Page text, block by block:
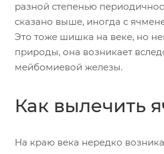
разной степенью
сказано выше, иногда с
Это тоже шишка на веке, но
природы, она возникает
мейбомиевой железы.
Как вылечить
На краю века нередко